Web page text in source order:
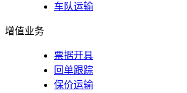
车队运输
增值业务
票据开具
回单跟踪
保价运输